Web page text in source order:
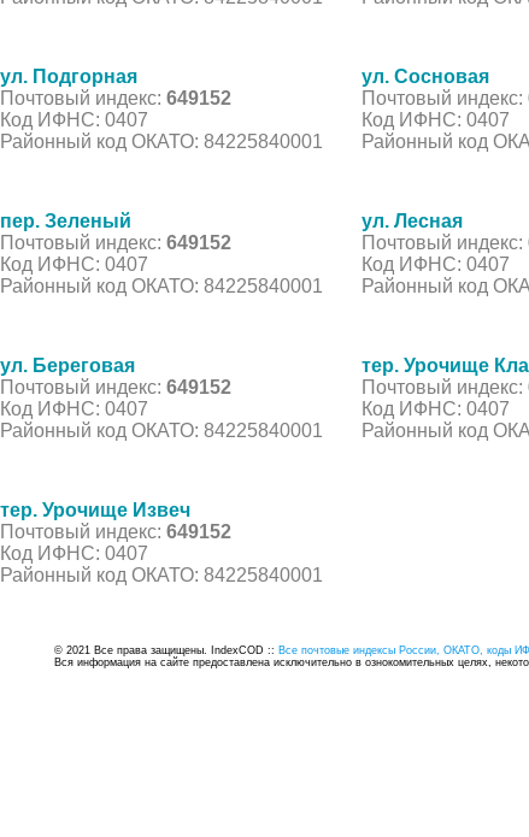
ул. Подгорная
Почтовый индекс: 649152
Код ИФНС: 0407
Районный код ОКАТО: 84225840001
ул. Сосновая
Почтовый индекс:
Код ИФНС: 0407
Районный код
пер. Зеленый
Почтовый индекс: 649152
Код ИФНС: 0407
Районный код ОКАТО: 84225840001
ул. Лесная
Почтовый индекс:
Код ИФНС: 0407
Районный код
ул. Береговая
Почтовый индекс: 649152
Код ИФНС: 0407
Районный код ОКАТО: 84225840001
тер. Урочище Кла
Почтовый индекс:
Код ИФНС: 0407
Районный код
тер. Урочище Извеч
Почтовый индекс: 649152
Код ИФНС: 0407
Районный код ОКАТО: 84225840001
© 2021 Все права защищены. IndexCOD :: Все почтовые индексы России, ОКАТО, коды
Вся информация на сайте предоставлена исключительно в ознокомительных целях,